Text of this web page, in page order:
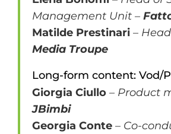
Management Unit –
Matilde Prestinari –
Media Troupe
Long-form content: Vod/
Giorgia Ciullo – Product
JBimbi
Georgia Conte – Co-